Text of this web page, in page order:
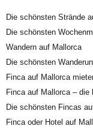
Die schönsten Strände
Die schönsten
Wandern auf Mallorca
Die schönsten
Finca auf Mallorca
Finca auf Mallorca – die
Die schönsten Fincas
Finca oder Hotel auf